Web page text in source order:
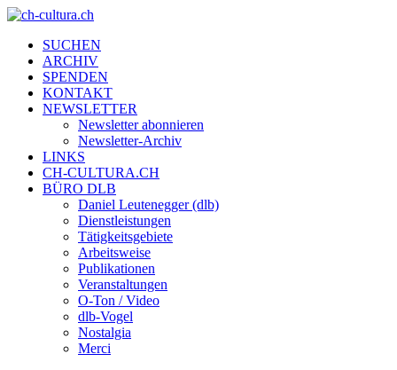
SUCHEN
ARCHIV
SPENDEN
KONTAKT
NEWSLETTER
Newsletter abonnieren
Newsletter-Archiv
LINKS
CH-CULTURA.CH
BÜRO DLB
Daniel Leutenegger (dlb)
Dienstleistungen
Tätigkeitsgebiete
Arbeitsweise
Publikationen
Veranstaltungen
O-Ton / Video
dlb-Vogel
Nostalgia
Merci